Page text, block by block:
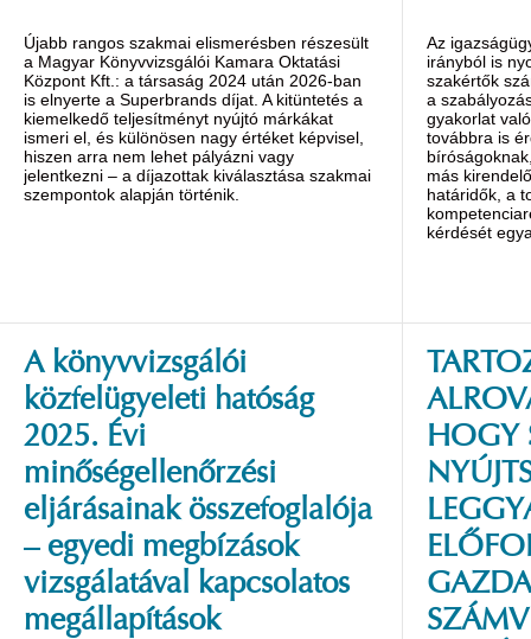
Újabb rangos szakmai elismerésben részesült
a Magyar Könyvvizsgálói Kamara Oktatási
Központ Kft.: a társaság 2024 után 2026-ban
is elnyerte a Superbrands díjat. A kitüntetés a
kiemelkedő teljesítményt nyújtó márkákat
ismeri el, és különösen nagy értéket képvisel,
hiszen arra nem lehet pályázni vagy
jelentkezni – a díjazottak kiválasztása szakmai
szempontok alapján történik.
Az
irányból is
szakértők
a
gyakorlat
továbbra is
más
határidők, a
kérdését
A könyvvizsgálói
közfelügyeleti hatóság
2025. Évi
minőségellenőrzési
eljárásainak összefoglalója
– egyedi megbízások
vizsgálatával kapcsolatos
megállapítások
HOGY